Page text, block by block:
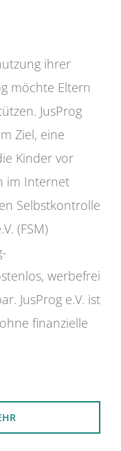
ihrer
möchte Eltern
JusProg
Ziel, eine
Kinder vor
im Internet
Selbstkontrolle
(FSM)
werbefrei
JusProg e.V. ist
finanzielle